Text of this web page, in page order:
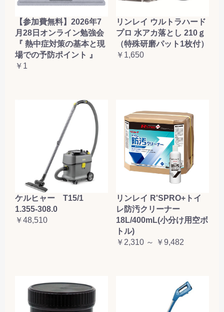
【参加費無料】2026年7
月28日オンライン勉強会
『 熱中症対策の基本と現
場での予防ポイント 』
￥1
リンレイ ウルトラハード
プロ 水アカ落とし 210ｇ
（特殊研磨パット1枚付）
￥1,650
ケルヒャー T15/1
1.355-308.0
￥48,510
リンレイ R'SPRO+トイ
レ防汚クリーナー
18L/400mL(小分け用空ボ
トル)
￥2,310 ～ ￥9,482